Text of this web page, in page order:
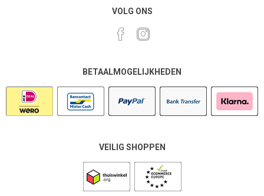
VOLG ONS
BETAALMOGELIJKHEDEN
VEILIG SHOPPEN